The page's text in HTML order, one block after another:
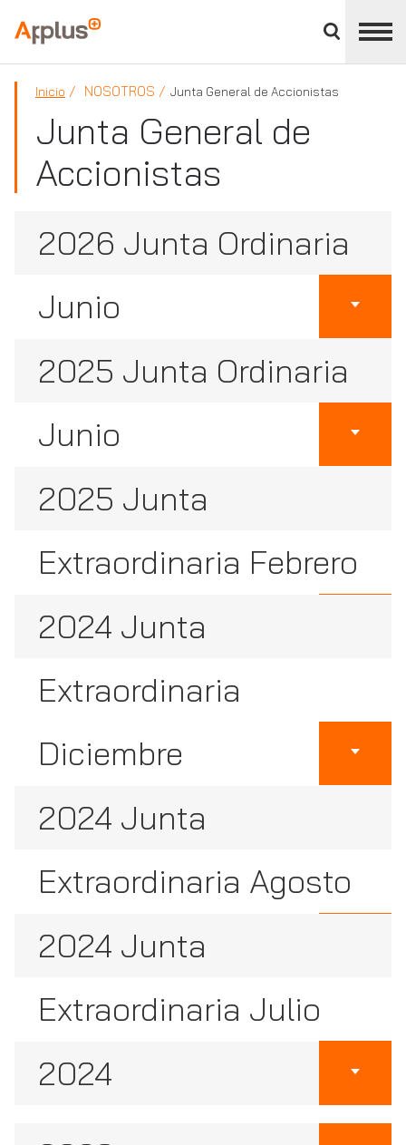
panel
Applus+
Inicio NOSOTROS Junta General de Accionistas
Junta General de
Accionistas
2026 Junta Ordinaria
Junio
2025 Junta Ordinaria
Junio
2025 Junta
Extraordinaria Febrero
2024 Junta
Extraordinaria
Diciembre
2024 Junta
Extraordinaria Agosto
2024 Junta
Extraordinaria Julio
2024